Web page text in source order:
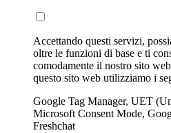
Accettando questi servizi,
oltre le funzioni di base e ti
comodamente il nostro sito
questo sito web utilizziamo i
Google Tag Manager, UET
Microsoft Consent Mode,
Freshchat